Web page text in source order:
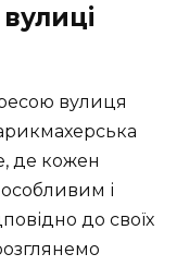
вулиця
де кожен
і
до своїх